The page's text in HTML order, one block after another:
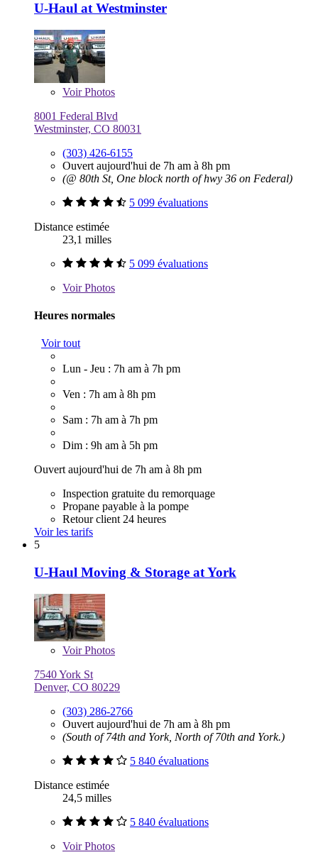
U-Haul at Westminster
VoirPhotos
8001 Federal Blvd
Westminster, CO 80031
(303) 426-6155
Ouvert aujourd'hui de 7h am à 8h pm
(@ 80th St, One block north of hwy 36 on Federal)
5 099 évaluations
Distance estimée
23,1 milles
5 099 évaluations
VoirPhotos
Heures normales
Voir tout
Lun - Jeu : 7h am à 7h pm
Ven : 7h am à 8h pm
Sam : 7h am à 7h pm
Dim : 9h am à 5h pm
Ouvert aujourd'hui de 7h am à 8h pm
Inspection gratuite du remorquage
Propane payable à la pompe
Retour client 24 heures
Voir les tarifs
5
U-Haul Moving & Storage at York
VoirPhotos
7540 York St
Denver, CO 80229
(303) 286-2766
Ouvert aujourd'hui de 7h am à 8h pm
(South of 74th and York, North of 70th and York.)
5 840 évaluations
Distance estimée
24,5 milles
5 840 évaluations
VoirPhotos